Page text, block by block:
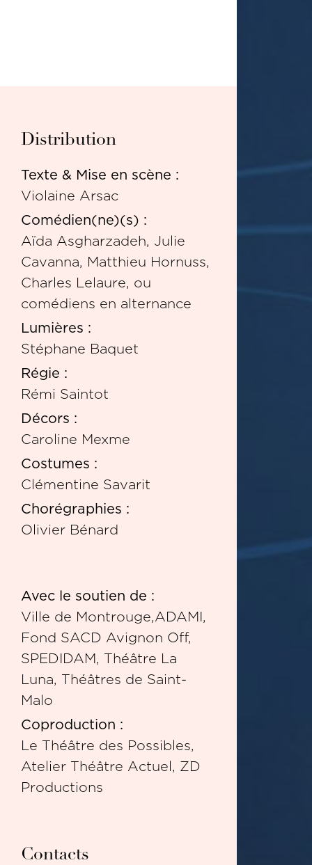
Distribution
Texte & Mise en scène :
Violaine Arsac
Comédien(ne)(s) :
Aïda Asgharzadeh, Julie
Cavanna, Matthieu Hornuss,
Charles Lelaure, ou
comédiens en alternance
Lumières :
Stéphane Baquet
Régie :
Rémi Saintot
Décors :
Caroline Mexme
Costumes :
Clémentine Savarit
Chorégraphies :
Olivier Bénard
Avec le soutien de :
Ville de Montrouge,ADAMI,
Fond SACD Avignon Off,
SPEDIDAM, Théâtre La
Luna, Théâtres de Saint-
Malo
Coproduction :
Le Théâtre des Possibles,
Atelier Théâtre Actuel, ZD
Productions
Contacts